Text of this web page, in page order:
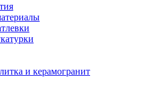
и керамогранит